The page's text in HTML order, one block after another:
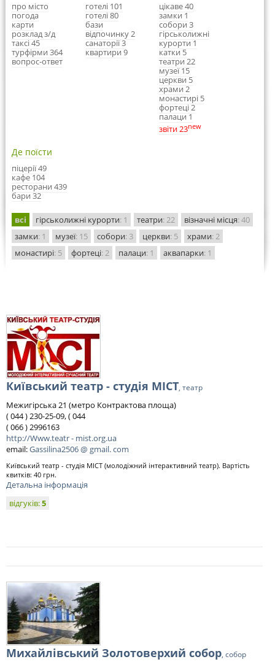
про місто
погода
карти
розклад з/д
таксі 45
турфірми 364
вопрос-ответ
готелі 101
готелі 80
бази
відпочинку 2
санаторії 3
квартири 9
цікаве 40
замки 1
собори 3
гірськолижні
курорти 1
катки 5
театри 22
музеї 15
церкви 5
храми 2
монастирі 5
фортеці 2
палаци 1
звіти 23new
Де поїсти
піцерії 49
кафе 104
ресторани 439
бари 32
всі гірськолижні курорти: 1 театри: 22 візначні місця: 40
замки: 1 музеї: 15 собори: 3 церкви: 5 храми: 2
монастирі: 5 фортеці: 2 палаци: 1 аквапарки: 1
Київський театр - студія МІСТ, театр
Межигірська 21 (метро Контрактова площа)
( 044 ) 230-25-09, ( 044
( 066 ) 2996163
http://Www.teatr - mist.org.ua
email:Gassilina2506 @ gmail. com
Київський театр - студія МІСТ (молодіжний інтерактивний театр). Вартість
квитків: 40 грн.
Детальна інформація
відгуків:5
Михайлівський Золотоверхий собор, собор